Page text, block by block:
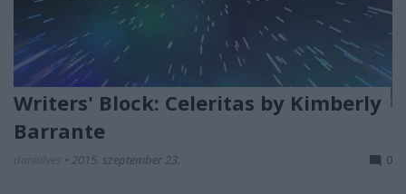
Writers' Block: Celeritas by Kimberly
Barrante
• 2015. szeptember 23. 0